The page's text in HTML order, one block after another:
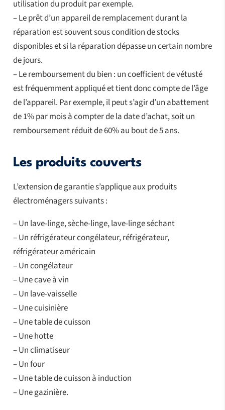
utilisation du produit par exemple.
– Le prêt d’un appareil de remplacement durant la
réparation est souvent sous condition de stocks
disponibles et si la réparation dépasse un certain nombre
de jours.
– Le remboursement du bien : un coefficient de vétusté
est fréquemment appliqué et tient donc compte de l’âge
de l’appareil. Par exemple, il peut s’agir d’un abattement
de 1% par mois à compter de la date d’achat, soit un
remboursement réduit de 60% au bout de 5 ans.
Les produits couverts
L’extension de garantie s’applique aux produits
électroménagers suivants :
– Un lave-linge, sèche-linge, lave-linge séchant
– Un réfrigérateur congélateur, réfrigérateur,
réfrigérateur américain
– Un congélateur
– Une cave à vin
– Un lave-vaisselle
– Une cuisinière
– Une table de cuisson
– Une hotte
– Un climatiseur
– Un four
– Une table de cuisson à induction
– Une gazinière.